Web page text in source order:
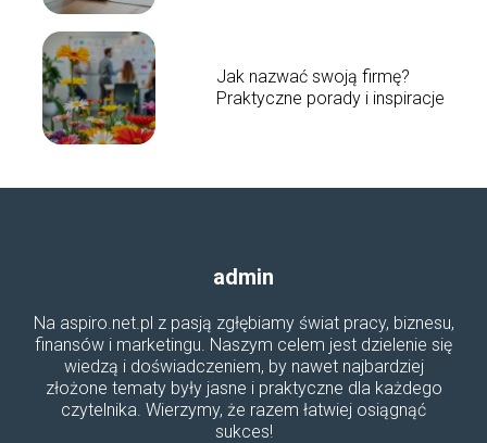
Jak nazwać swoją firmę?
Praktyczne porady i inspiracje
admin
Na aspiro.net.pl z pasją zgłębiamy świat pracy, biznesu,
finansów i marketingu. Naszym celem jest dzielenie się
wiedzą i doświadczeniem, by nawet najbardziej
złożone tematy były jasne i praktyczne dla każdego
czytelnika. Wierzymy, że razem łatwiej osiągnąć
sukces!